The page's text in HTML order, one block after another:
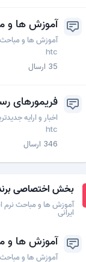
آموزش ها و
آموزش ها و مباحث
htc
35
ارسال
فریمورهای
اخبار و ارایه
htc
346
ارسال
بخش اختصاصی
آموزش ها و مباحث نرم
ایرانی
آموزش ها و